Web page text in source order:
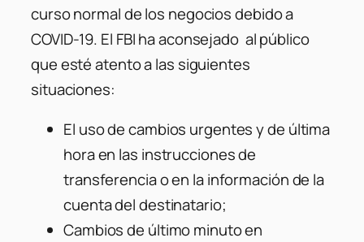
curso normal de los negocios debido a
COVID-19. El FBI ha aconsejado al público
que esté atento a las siguientes
situaciones:
El uso de cambios urgentes y de última
hora en las instrucciones de
transferencia o en la información de la
cuenta del destinatario;
Cambios de último minuto en